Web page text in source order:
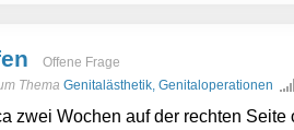
Offene Frage
Thema Genitalästhetik, Genitaloperationen
zwei Wochen auf der rechten Seite